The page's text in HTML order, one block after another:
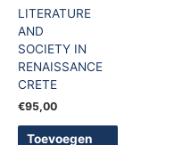
LITERATURE
AND
SOCIETY IN
RENAISSANCE
CRETE
€95,00
Toevoegen